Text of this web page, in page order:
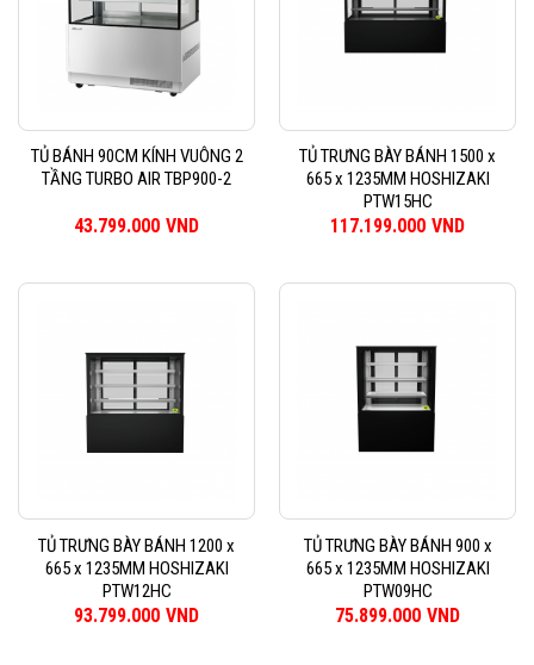
TỦ BÁNH 90CM KÍNH VUÔNG 2
TẦNG TURBO AIR TBP900-2
43.799.000 VND
TỦ TRƯNG BÀY BÁNH 1500 x
665 x 1235MM HOSHIZAKI
PTW15HC
117.199.000 VND
TỦ TRƯNG BÀY BÁNH 1200 x
665 x 1235MM HOSHIZAKI
PTW12HC
93.799.000 VND
TỦ TRƯNG BÀY BÁNH 900 x
665 x 1235MM HOSHIZAKI
PTW09HC
75.899.000 VND